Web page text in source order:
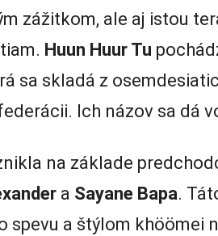
zážitkom, ale aj istou
Huun Huur Tu
sa skladá z
Ich názov sa dá
na základe
a Sayane Bapa.
spevu a štýlom khöömei